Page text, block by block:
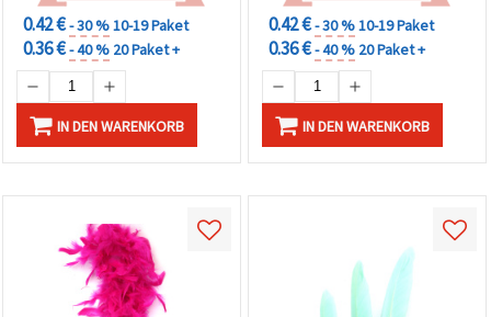
0.42 €- 30 %10-19 Paket
0.36 €- 40 % 20 Paket +
IN DEN WARENKORB
0.42 €- 30 %10-19 Paket
0.36 €- 40 % 20 Paket +
IN DEN WARENKORB